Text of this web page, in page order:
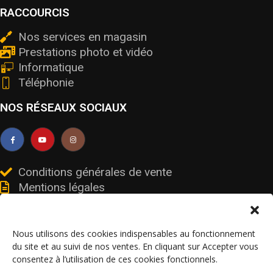
Nous utilisons des cookies indispensables au fonctionnement
du site et au suivi de nos ventes. En cliquant sur Accepter vous
consentez à l’utilisation de ces cookies fonctionnels.
RACCOURCIS
Nos services en magasin
Prestations photo et vidéo
Informatique
Téléphonie
NOS RÉSEAUX SOCIAUX
Conditions générales de vente
Mentions légales